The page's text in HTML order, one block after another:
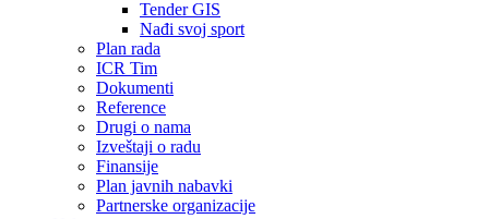
Tender GIS
Nađi svoj sport
Plan rada
ICR Tim
Dokumenti
Reference
Drugi o nama
Izveštaji o radu
Finansije
Plan javnih nabavki
Partnerske organizacije